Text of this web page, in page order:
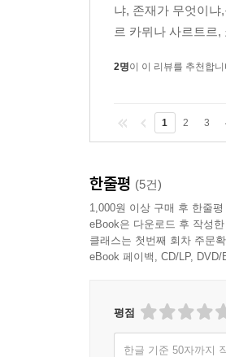
냐, 존재가 무엇이
르 카뮈나 사르트르
2명이 이 리뷰를 추천합
1 2 3
한줄평 (5건)
1,000원 이상 구매 후 한줄평
eBook은 다운로드 후 작성
클래스는 첫번째 회차 주문
eBook 페이백, CD/LP,
평점
한글 기준 50자까지